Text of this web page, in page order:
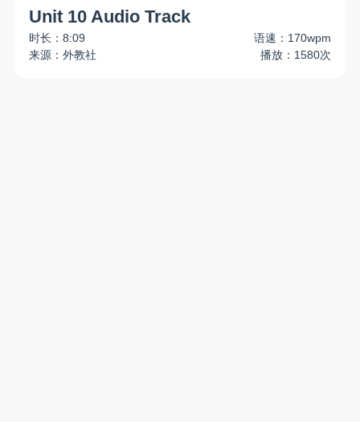
Unit 10 Audio Track
时长：8:09
语速：170wpm
来源：外教社
播放：1580次